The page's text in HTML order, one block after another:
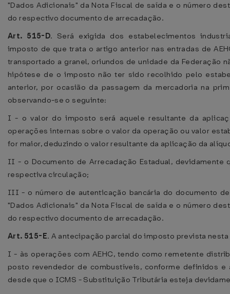
"Dados Adicionais" da Nota Fiscal de saída e o número
do respectivo documento de arrecadação.
Art. 515-D. Será exigida dos estabelecimentos
imposto de que trata o artigo anterior nas entradas de
transportado a granel, oriundos de unidade da Federação
hipótese de o imposto não ter sido recolhido pelo
anterior, por ocasião da passagem da mercadoria na
observando-se o seguinte:
I - o valor do imposto será aquele resultante da
operações internas sobre o valor da operação ou valor
for maior, deduzindo o valor resultante da aplicação da
II - o Documento de Arrecadação Estadual, devidamente
respectiva circulação;
III - o número de autenticação bancária do documento
"Dados Adicionais" da Nota Fiscal de saída e o número
do respectivo documento de arrecadação.
Art. 515-E. A antecipação parcial do imposto prevista
I - às operações com AEHC, tendo como remetente
posto revendedor de combustíveis, conforme definidos
desde que o ICMS - Substituição Tributária esteja